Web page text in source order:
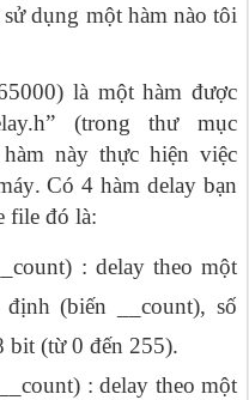
dụng một hàm nào tôi
là một hàm được
(trong thư mục
này thực hiện việc
Có 4 hàm delay bạn
file đó là:
: delay theo một
(biến __count), số
bit (từ 0 đến 255).
: delay theo một